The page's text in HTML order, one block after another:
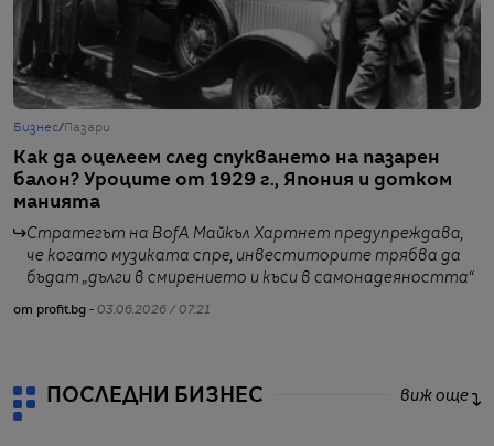
Бизнес/Пазари
Как да оцелеем след спукването на пазарен
балон? Уроците от 1929 г., Япония и дотком
манията
Стратегът на BofA Майкъл Хартнет предупреждава,
че когато музиката спре, инвеститорите трябва да
бъдат „дълги в смирението и къси в самонадеяността“
от profit.bg - 03.06.2026 / 07:21
ПОСЛЕДНИ БИЗНЕС виж още